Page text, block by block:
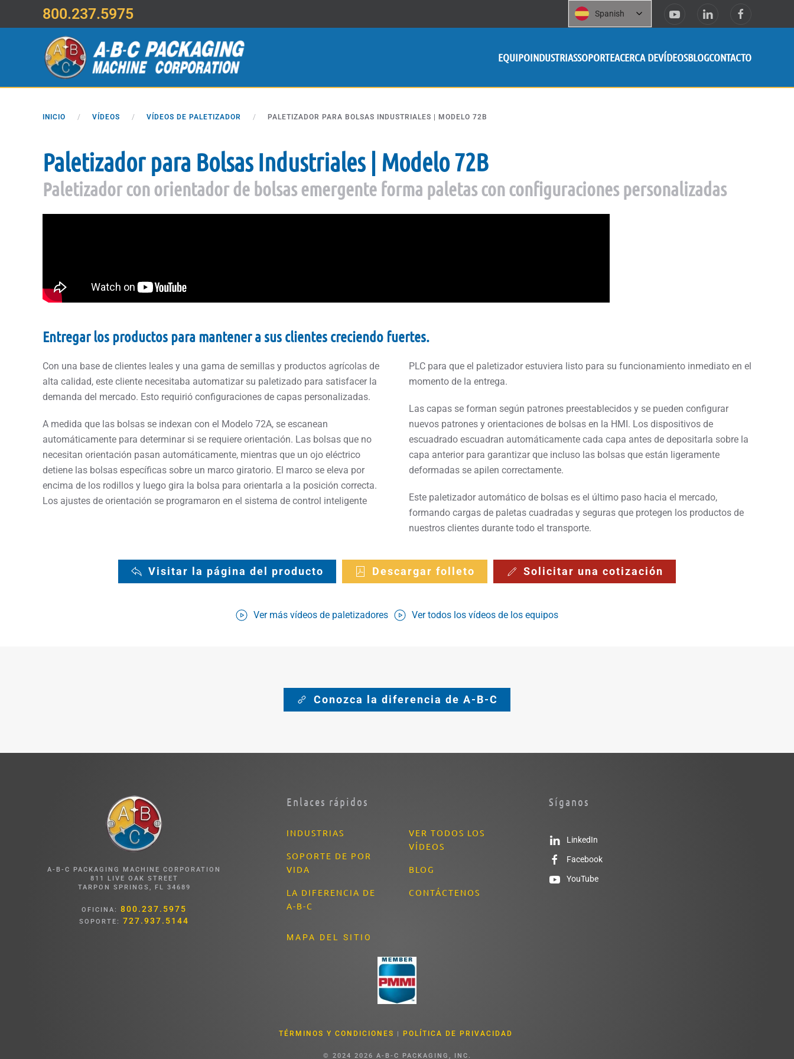
Saltar al contenido principal
800.237.5975 Spanish
EQUIPOINDUSTRIASSOPORTEACERCA DEVÍDEOSBLOGCONTACTO
INICIO VÍDEOS VÍDEOS DE PALETIZADOR PALETIZADOR PARA BOLSAS INDUSTRIALES | MODELO 72B
Paletizador para Bolsas Industriales | Modelo 72B
Paletizador con orientador de bolsas emergente forma paletas con configuraciones personalizadas
Entregar los productos para mantener a sus clientes creciendo fuertes.
Con una base de clientes leales y una gama de semillas y productos agrícolas de
alta calidad, este cliente necesitaba automatizar su paletizado para satisfacer la
demanda del mercado. Esto requirió configuraciones de capas personalizadas.
A medida que las bolsas se indexan con el Modelo 72A, se escanean
automáticamente para determinar si se requiere orientación. Las bolsas que no
necesitan orientación pasan automáticamente, mientras que un ojo eléctrico
detiene las bolsas específicas sobre un marco giratorio. El marco se eleva por
encima de los rodillos y luego gira la bolsa para orientarla a la posición correcta.
Los ajustes de orientación se programaron en el sistema de control inteligente
PLC para que el paletizador estuviera listo para su funcionamiento inmediato en el
momento de la entrega.
Las capas se forman según patrones preestablecidos y se pueden configurar
nuevos patrones y orientaciones de bolsas en la HMI. Los dispositivos de
escuadrado escuadran automáticamente cada capa antes de depositarla sobre la
capa anterior para garantizar que incluso las bolsas que están ligeramente
deformadas se apilen correctamente.
Este paletizador automático de bolsas es el último paso hacia el mercado,
formando cargas de paletas cuadradas y seguras que protegen los productos de
nuestros clientes durante todo el transporte.
Visitar la página del producto Descargar folleto Solicitar una cotización
Ver más vídeos de paletizadores Ver todos los vídeos de los equipos
Conozca la diferencia de A-B-C
A-B-C PACKAGING MACHINE CORPORATION
811 LIVE OAK STREET
TARPON SPRINGS, FL 34689
OFICINA:800.237.5975
SOPORTE:727.937.5144
Enlaces rápidos
INDUSTRIAS
SOPORTE DE POR
VIDA
LA DIFERENCIA DE
A-B-C
VER TODOS LOS
VÍDEOS
BLOG
CONTÁCTENOS
MAPA DEL SITIO
Síganos
LinkedIn
Facebook
YouTube
TÉRMINOS Y CONDICIONES | POLÍTICA DE PRIVACIDAD
© 2024 2026 A-B-C PACKAGING, INC.